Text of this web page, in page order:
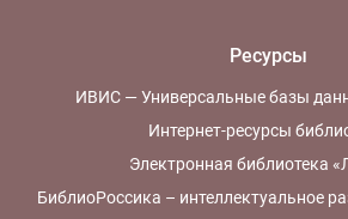
Ресурсы
ИВИС — Универсальные базы
Интернет-ресурсы
Электронная библиотека
БиблиоРоссика – интеллектуальное